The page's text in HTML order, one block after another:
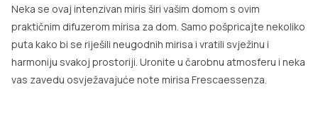
Neka se ovaj intenzivan miris širi vašim domom s ovim
praktičnim difuzerom mirisa za dom. Samo pošpricajte nekoliko
puta kako bi se riješili neugodnih mirisa i vratili svježinu i
harmoniju svakoj prostoriji. Uronite u čarobnu atmosferu i neka
vas zavedu osvježavajuće note mirisa Frescaessenza.